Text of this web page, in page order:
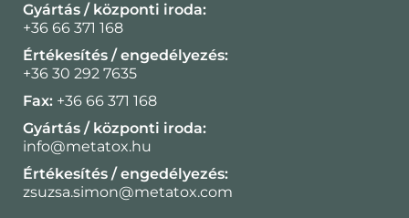
Gyártás / központi iroda:
+36 66 371 168
Értékesítés / engedélyezés:
+36 30 292 7635
Fax: +36 66 371 168
Gyártás / központi iroda:
info@metatox.hu
Értékesítés / engedélyezés:
zsuzsa.simon@metatox.com